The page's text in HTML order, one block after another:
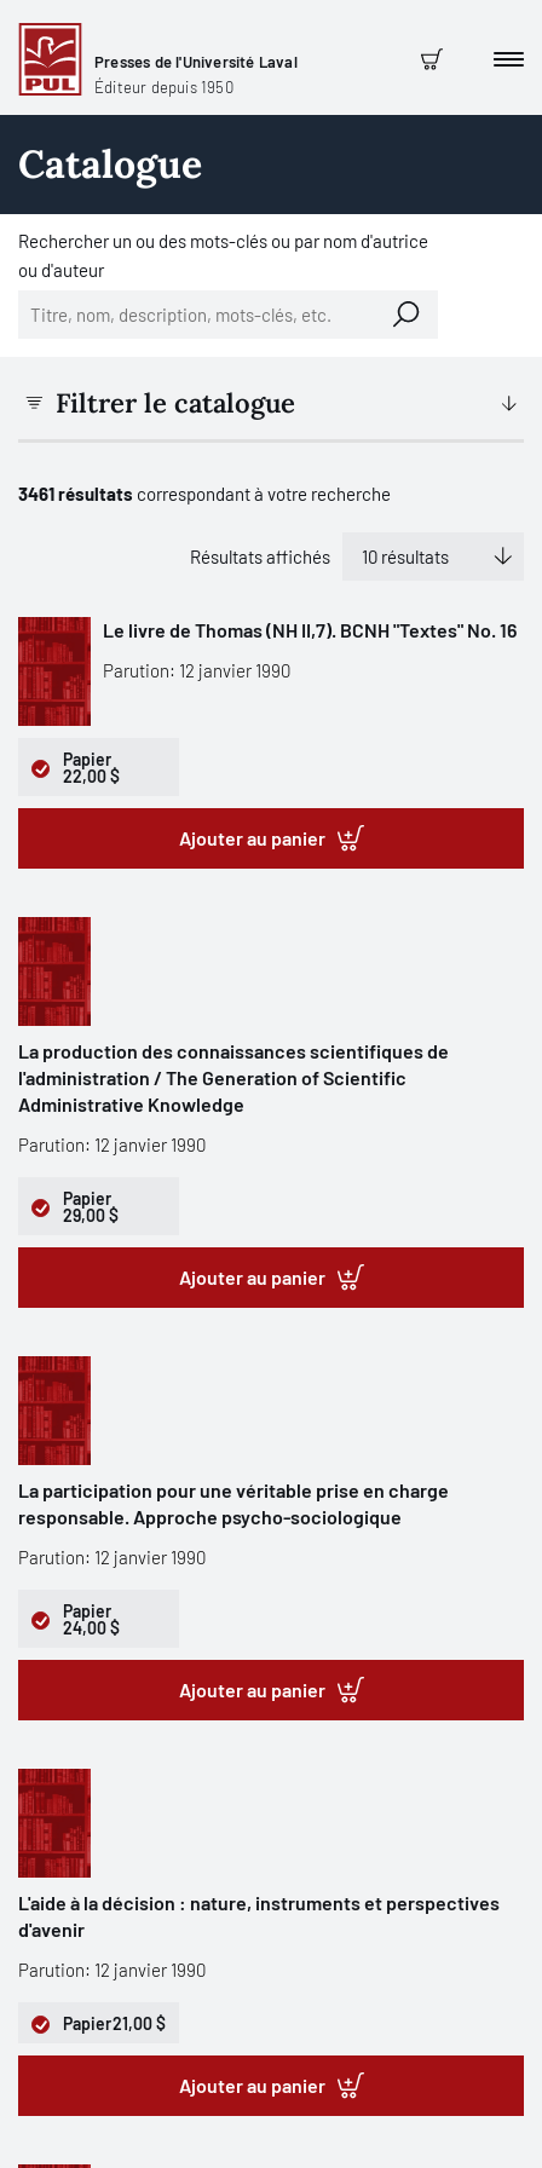
Presses de l'Université Laval
Éditeur depuis 1950
Panier
Catalogue
Rechercher un ou des mots-clés ou par nom d'autrice
ou d'auteur
Filtrer le catalogue
3461 résultats correspondant à votre recherche
Résultats affichés
Le livre de Thomas (NH II,7). BCNH "Textes" No. 16
Parution: 12 janvier 1990
Papier
22,00 $
Ajouter au panier
La production des connaissances scientifiques de
l'administration / The Generation of Scientific
Administrative Knowledge
Parution: 12 janvier 1990
Papier
29,00 $
Ajouter au panier
La participation pour une véritable prise en charge
responsable. Approche psycho-sociologique
Parution: 12 janvier 1990
Papier
24,00 $
Ajouter au panier
L'aide à la décision : nature, instruments et perspectives
d'avenir
Parution: 12 janvier 1990
Papier21,00 $
Ajouter au panier